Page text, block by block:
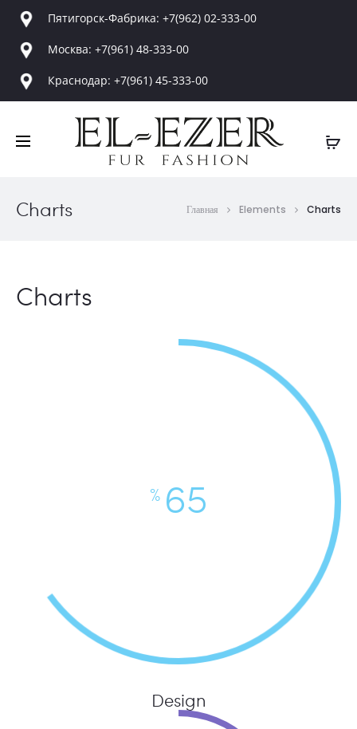
Пятигорск-Фабрика: +7(962) 02-333-00
Москва: +7(961) 48-333-00
Краснодар: +7(961) 45-333-00
Charts Главная Elements Charts
Charts
% 65
Design